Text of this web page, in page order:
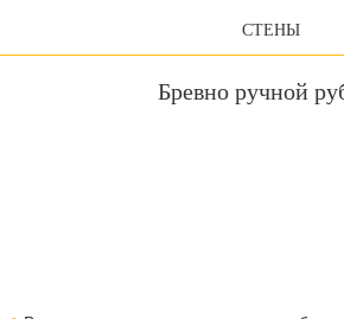
СТЕНЫ
Бревно ручной